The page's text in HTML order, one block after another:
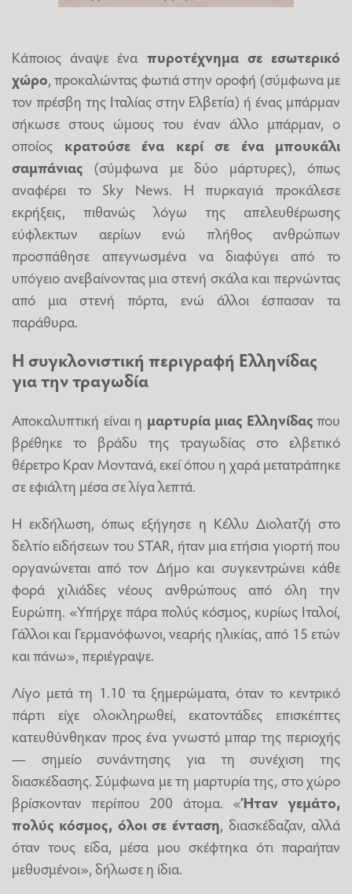
Κάποιος άναψε ένα πυροτέχνημα σε εσωτερικό
χώρο, προκαλώντας φωτιά στην οροφή (σύμφωνα με
τον πρέσβη της Ιταλίας στην Ελβετία) ή ένας μπάρμαν
σήκωσε στους ώμους του έναν άλλο μπάρμαν, ο
οποίος κρατούσε ένα κερί σε ένα μπουκάλι
σαμπάνιας (σύμφωνα με δύο μάρτυρες), όπως
αναφέρει το Sky News. Η πυρκαγιά προκάλεσε
εκρήξεις, πιθανώς λόγω της απελευθέρωσης
εύφλεκτων αερίων ενώ πλήθος ανθρώπων
προσπάθησε απεγνωσμένα να διαφύγει από το
υπόγειο ανεβαίνοντας μια στενή σκάλα και περνώντας
από μια στενή πόρτα, ενώ άλλοι έσπασαν τα
παράθυρα.
Η συγκλονιστική περιγραφή Ελληνίδας
για την τραγωδία
Αποκαλυπτική είναι η μαρτυρία μιας Ελληνίδαςπου
βρέθηκε το βράδυ της τραγωδίας στο ελβετικό
θέρετρο Κραν Μοντανά, εκεί όπου η χαρά μετατράπηκε
σε εφιάλτη μέσα σε λίγα λεπτά.
Η εκδήλωση, όπως εξήγησε η Κέλλυ Διολατζή στο
δελτίο ειδήσεων του STAR, ήταν μια ετήσια γιορτή που
οργανώνεται από τον Δήμο και συγκεντρώνει κάθε
φορά χιλιάδες νέους ανθρώπους από όλη την
Ευρώπη. «Υπήρχε πάρα πολύς κόσμος, κυρίως Ιταλοί,
Γάλλοι και Γερμανόφωνοι, νεαρής ηλικίας, από 15 ετών
και πάνω», περιέγραψε.
Λίγο μετά τη 1.10 τα ξημερώματα, όταν το κεντρικό
πάρτι είχε ολοκληρωθεί, εκατοντάδες επισκέπτες
κατευθύνθηκαν προς ένα γνωστό μπαρ της περιοχής
— σημείο συνάντησης για τη συνέχιση της
διασκέδασης. Σύμφωνα με τη μαρτυρία της, στο χώρο
βρίσκονταν περίπου 200 άτομα. «Ήταν γεμάτο,
πολύς κόσμος, όλοι σε ένταση, διασκέδαζαν, αλλά
όταν τους είδα, μέσα μου σκέφτηκα ότι παραήταν
μεθυσμένοι», δήλωσε η ίδια.